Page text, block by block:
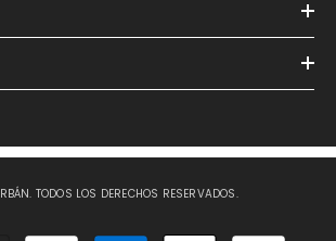
TODOS LOS DERECHOS RESERVADOS.